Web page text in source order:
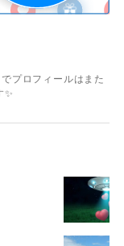
プロフィールはまた